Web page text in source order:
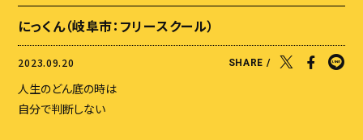
ふらっと横丁
視察受け入れ・研修、講演依頼
大人の語りBAR
ふらっとファンクラブ
にっくん（岐阜市：フリースクール）
2023.09.20 SHARE /
人生のどん底の時は
自分で判断しない